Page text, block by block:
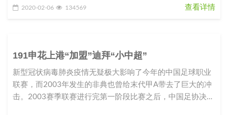
2020-02-06 134569 查看详情
191申花上港“加盟”迪拜“小中超”
新型冠状病毒肺炎疫情无疑极大影响了今年的中国足球职业
联赛，而2003年发生的非典也曾给末代甲A带去了巨大的冲
击。2003赛季联赛进行完第一阶段比赛之后，中国足协决定